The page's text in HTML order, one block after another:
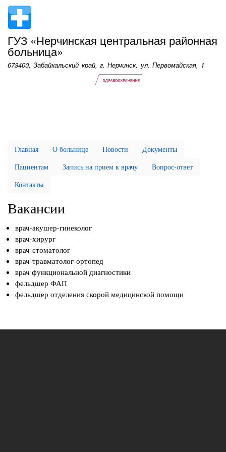
содержанию
ГУЗ «Нерчинская центральная районная
больница»
673400, Забайкальский край, г. Нерчинск, ул. Первомайская, 1
Главная О больнице Новости
Документы
Пациентам
Запись на прием к врачу
Вопрос-ответ
Контакты
Вакансии
врач-акушер-гинеколог
врач-хирург
врач-стоматолог
врач-травматолог-ортопед
врач функциональной диагностики
фельдшер ФАП
фельдшер отделения скорой медицинской помощи